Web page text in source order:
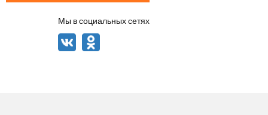
Мы в социальных сетях